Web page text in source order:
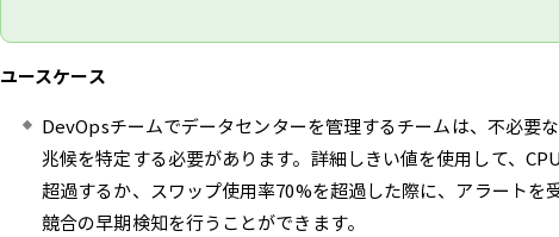
ユースケース
DevOpsチームでデータセンターを管理するチームは、不必要
兆候を特定する必要があります。詳細しきい値を使用して、
超過するか、スワップ使用率70%を超過した際に、アラートを
競合の早期検知を行うことができます。